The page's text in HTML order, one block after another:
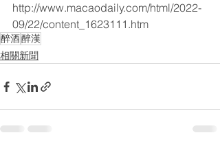
http://www.macaodaily.com/html/2022-
09/22/content_1623111.htm
醉酒醉漢
相關新聞